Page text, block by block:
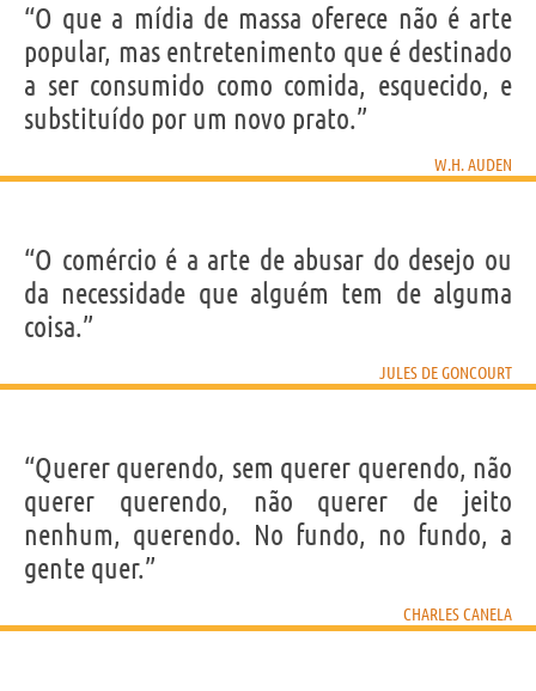
“O que a mídia de massa oferece não é arte
popular, mas entretenimento que é destinado
a ser consumido como comida, esquecido, e
substituído por um novo prato.”
W.H. AUDEN
“O comércio é a arte de abusar do desejo ou
da necessidade que alguém tem de alguma
coisa.”
JULES DE GONCOURT
“Querer querendo, sem querer querendo, não
querer querendo, não querer de jeito
nenhum, querendo. No fundo, no fundo, a
gente quer.”
CHARLES CANELA